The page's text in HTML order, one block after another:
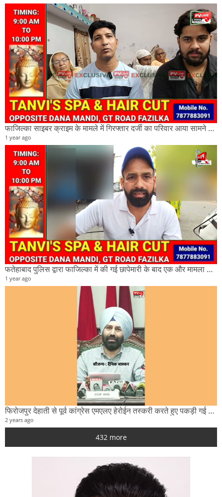
फाजिल्का साइबर क्राइम के मामले में गिरफ्तार दर्जी का परिवार आया सामने और क्या है इस मामले में
1 year ago
फतेहाबाद पुलिस द्वारा फाजिल्का में की गई छापेमारी के बाद एक और मामला आया सामने देखिए पूरी खबर।
1 year ago
फिरोजपुर देहाती से पूर्व कांग्रेस एमएलए हेरोईन तस्करी करते हुए पकड़ी गई पुलिस मुलाजिम पर चढ़ाई गाड़ी
2 years ago
432 more